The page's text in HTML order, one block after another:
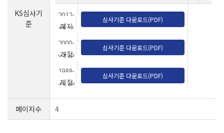
KS심사기
준
2012-
11-07
폐지
심사기준 다운로드(PDF)
2000-
05-23
개정
심사기준 다운로드(PDF)
1988-
11-26
제정
심사기준 다운로드(PDF)
페이지수 4